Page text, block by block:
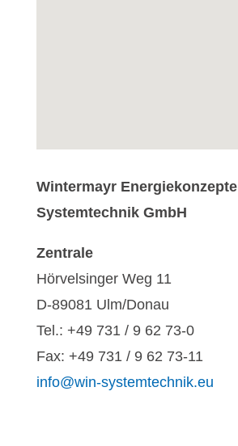
Wintermayr Energiekonzepte
Systemtechnik GmbH
Zentrale
Hörvelsinger Weg 11
D-89081 Ulm/Donau
Tel.: +49 731 / 9 62 73-0
Fax: +49 731 / 9 62 73-11
info@win-systemtechnik.eu